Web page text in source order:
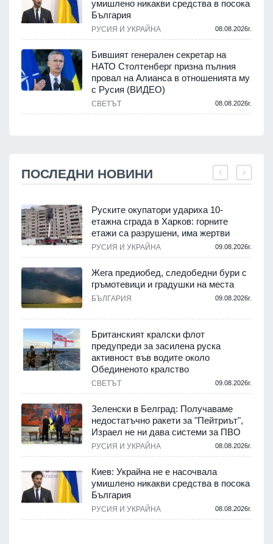
умишлено никакви средства в посока
България
РУСИЯ И УКРАЙНА 08.08.2026г.
Бившият генерален секретар на
НАТО Столтенберг призна пълния
провал на Алианса в отношенията му
с Русия (ВИДЕО)
СВЕТЪТ 08.08.2026г.
ПОСЛЕДНИ НОВИНИ
Руските окупатори удариха 10-
етажна сграда в Харков: горните
етажи са разрушени, има жертви
РУСИЯ И УКРАЙНА 09.08.2026г.
Жега предиобед, следобедни бури с
гръмотевици и градушки на места
БЪЛГАРИЯ 09.08.2026г.
Британският кралски флот
предупреди за засилена руска
активност във водите около
Обединеното кралство
СВЕТЪТ 09.08.2026г.
Зеленски в Белград: Получаваме
недостатъчно ракети за "Пейтриът",
Израел не ни дава системи за ПВО
РУСИЯ И УКРАЙНА 08.08.2026г.
Киев: Украйна не е насочвала
умишлено никакви средства в посока
България
РУСИЯ И УКРАЙНА 08.08.2026г.